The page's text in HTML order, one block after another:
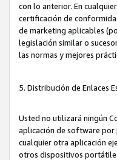
con lo anterior. En
certificación de
de marketing aplicables
legislación similar o
las normas y mejores
5. Distribución de Enlaces
Usted no utilizará ningún
aplicación de software por
cualquier otra aplicación
otros dispositivos